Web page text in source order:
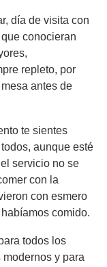
día de visita con
conocieran
repleto, por
antes de
te sientes
aunque esté
servicio no se
con la
con esmero
comido.
todos los
y para